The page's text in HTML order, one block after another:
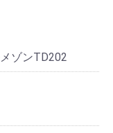
ゾンTD202